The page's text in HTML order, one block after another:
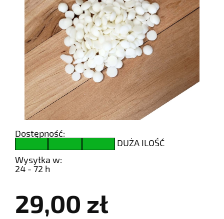
Dostępność:
DUŻA ILOŚĆ
Wysyłka w:
24 - 72 h
29,00 zł